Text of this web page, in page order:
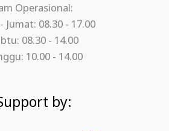
Operasional:
Jumat: 08.30 - 17.00
08.30 - 14.00
10.00 - 14.00
by: